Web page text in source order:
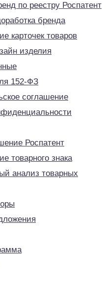
по реестру Роспатент
бренда
карточек товаров
изделия
152-ФЗ
соглашение
Роспатент
товарного знака
анализ товарных